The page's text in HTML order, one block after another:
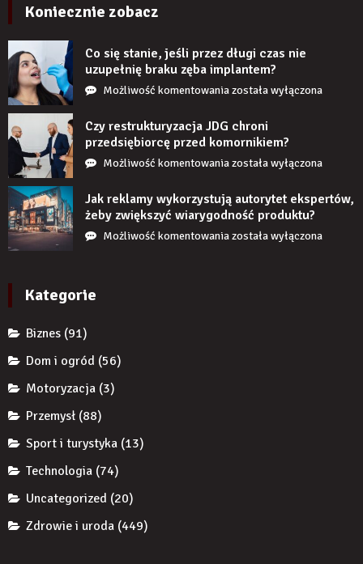
zamontowaniu?
Koniecznie zobacz
Co się stanie, jeśli przez długi czas nie
uzupełnię braku zęba implantem?
Możliwość komentowaniaCo
stanie,
jeśli
przez
czas
nie
uzupełnię
braku
została wyłączona
Czy restrukturyzacja JDG chroni
przedsiębiorcę przed komornikiem?
Możliwość komentowaniaCzy
JDG
chroni
przedsiębiorcę
została wyłączona
Jak reklamy wykorzystują autorytet ekspertów,
żeby zwiększyć wiarygodność produktu?
Możliwość komentowaniaJak
została wyłączona
Kategorie
Biznes (91)
Dom i ogród (56)
Motoryzacja (3)
Przemysł (88)
Sport i turystyka (13)
Technologia (74)
Uncategorized (20)
Zdrowie i uroda (449)